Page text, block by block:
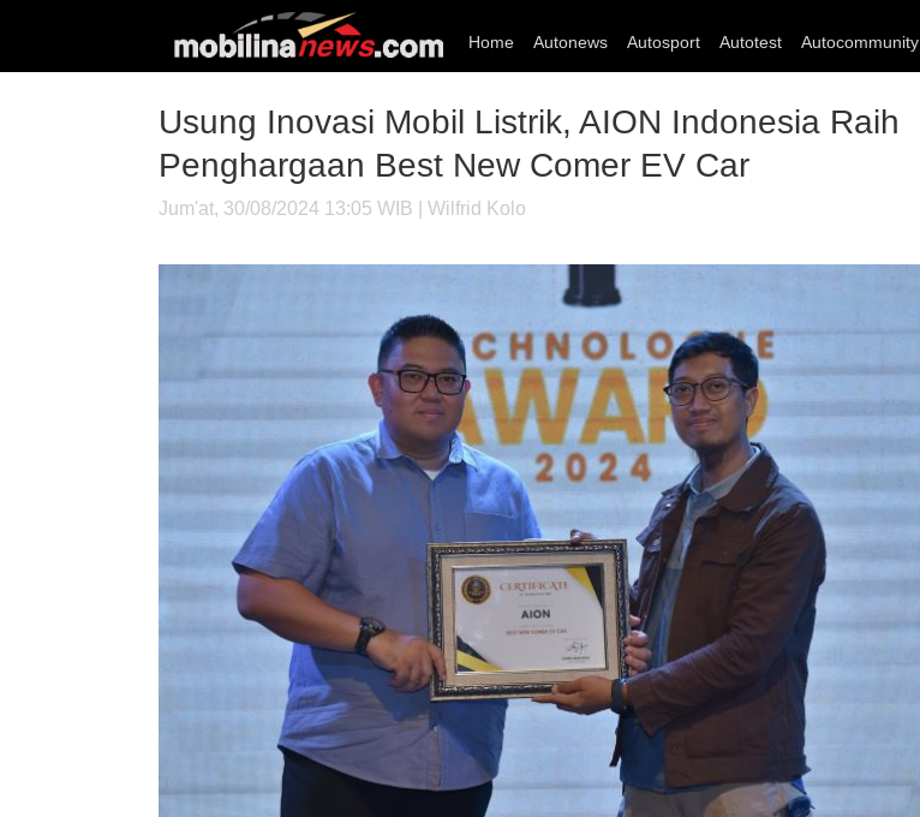
Home Autonews Autosport Autotest Autocommunity
Usung Inovasi Mobil Listrik, AION Indonesia Raih
Penghargaan Best New Comer EV Car
Jum'at, 30/08/2024 13:05 WIB | Wilfrid Kolo